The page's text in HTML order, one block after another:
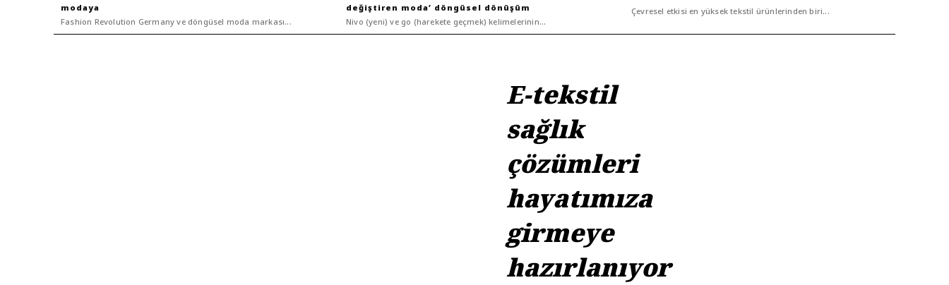
modaya
Fashion Revolution Germany ve döngüsel moda markası...
değiştiren moda’ döngüsel dönüşüm
Nivo (yeni) ve go (harekete geçmek) kelimelerinin...
Çevresel etkisi en yüksek tekstil ürünlerinden biri...
E-tekstil
sağlık
çözümleri
hayatımıza
girmeye
hazırlanıyor